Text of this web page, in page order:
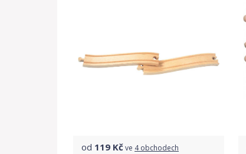
od 119 Kčve 4 obchodech